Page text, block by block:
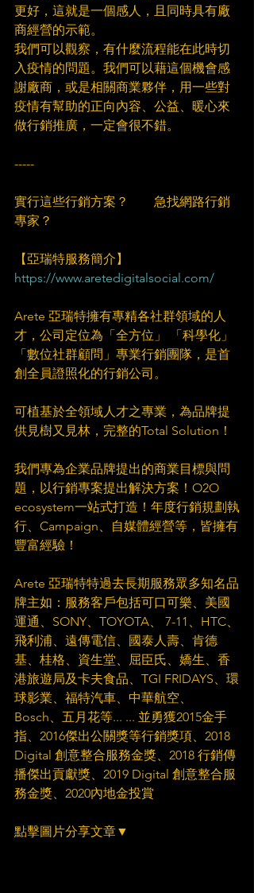
更好，這就是一個感人，且同時具有廠
商經營的示範。​
我們可以觀察，有什麼流程能在此時切
入疫情的問題。我們可以藉這個機會感
謝廠商，或是相關商業夥伴，用一些對
疫情有幫助的正向內容、公益、暖心來
做行銷推廣，一定會很不錯。​
-----​
實行這些行銷方案？　　急找網路行銷
專家？​
【亞瑞特服務簡介】
https://www.aretedigitalsocial.com/​
Arete 亞瑞特擁有專精各社群領域的人
才，公司定位為「全方位」 「科學化」
「數位社群顧問」專業行銷團隊，是首
創全員證照化的行銷公司。​
可植基於全領域人才之專業，為品牌提
供見樹又見林，完整的Total Solution！​
我們專為企業品牌提出的商業目標與問
題，以行銷專案提出解決方案！O2O
ecosystem一站式打造！年度行銷規劃執
行、Campaign、自媒體經營等，皆擁有
豐富經驗！​
Arete 亞瑞特特過去長期服務眾多知名品
牌主如：服務客戶包括可口可樂、美國
運通、SONY、TOYOTA、 7-11、HTC、
飛利浦、遠傳電信、國泰人壽、肯德
基、桂格、資生堂、屈臣氏、嬌生、香
港旅遊局及卡夫食品、TGI FRIDAYS、環
球影業、福特汽車、中華航空、
Bosch、五月花等... ... 並勇獲2015金手
指、2016傑出公關獎等行銷獎項、2018
Digital 創意整合服務金獎、2018 行銷傳
播傑出貢獻獎、2019 Digital 創意整合服
務金獎、2020內地金投賞
點擊圖片分享文章▼